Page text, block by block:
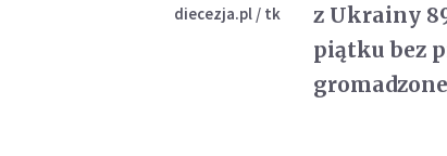
diecezja.pl / tk
z Ukrainy
piątku bez